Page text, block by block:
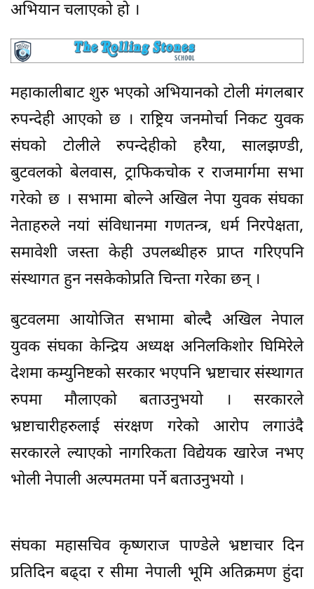
अभियान चलाएको हो ।
महाकालीबाट शुरु भएको अभियानको टोली मंगलबार
रुपन्देही आएको छ । राष्ट्रिय जनमोर्चा निकट युवक
संघको टोलीले रुपन्देहीको हरैया, सालझण्डी,
बुटवलको बेलवास, ट्राफिकचोक र राजमार्गमा सभा
गरेको छ । सभामा बोल्ने अखिल नेपा युवक संघका
नेताहरुले नयां संविधानमा गणतन्त्र, धर्म निरपेक्षता,
समावेशी जस्ता केही उपलब्धीहरु प्राप्त गरिएपनि
संस्थागत हुन नसकेकोप्रति चिन्ता गरेका छन् ।
बुटवलमा आयोजित सभामा बोल्दै अखिल नेपाल
युवक संघका केन्द्रिय अध्यक्ष अनिलकिशोर घिमिरेले
देशमा कम्युनिष्टको सरकार भएपनि भ्रष्टाचार संस्थागत
रुपमा मौलाएको बताउनुभयो । सरकारले
भ्रष्टाचारीहरुलाई संरक्षण गरेको आरोप लगाउंदै
सरकारले ल्याएको नागरिकता विद्येयक खारेज नभए
भोली नेपाली अल्पमतमा पर्ने बताउनुभयो ।
संघका महासचिव कृष्णराज पाण्डेले भ्रष्टाचार दिन
प्रतिदिन बढ्दा र सीमा नेपाली भूमि अतिक्रमण हुंदा